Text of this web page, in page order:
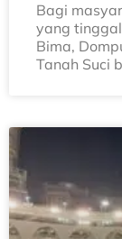
Bagi
yang
Bima,
Tanah Suci